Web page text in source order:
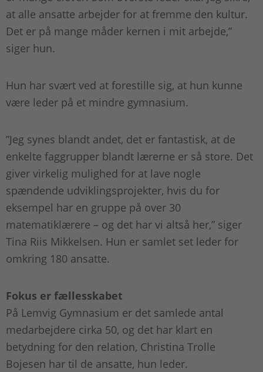
at alle ansatte arbejder for at fremme den kultur.
Det er på mange måder kernen i mit arbejde,”
siger hun.
Hun har svært ved at forestille sig, at hun kunne
være leder på et mindre gymnasium.
”Jeg synes blandt andet, det er fantastisk, at de
enkelte faggrupper blandt lærerne er så store. Det
giver virkelig mulighed for at lave nogle
spændende udviklingsprojekter, hvis du for
eksempel har en gruppe på over 30
matematiklærere – og det har vi altså her,” siger
Tina Riis Mikkelsen. Hun er samlet set leder for
omkring 180 ansatte.
Fokus er fællesskabet
På Lemvig Gymnasium er det samlede antal
medarbejdere cirka 50, og det har klart en
betydning for den relation, Christina Trolle
Bojesen har til de ansatte, hun leder.